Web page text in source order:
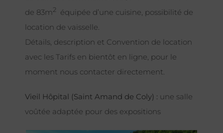
de 83m2
équipée d’une cuisine, possibilité de
location de vaisselle.
Détails, description et Convention de location
avec les Tarifs en bientôt en ligne, pour le
moment nous contacter directement.
Vieil Hôpital (Saint Amand de Coly) : une salle
voûtée adaptée pour des expositions